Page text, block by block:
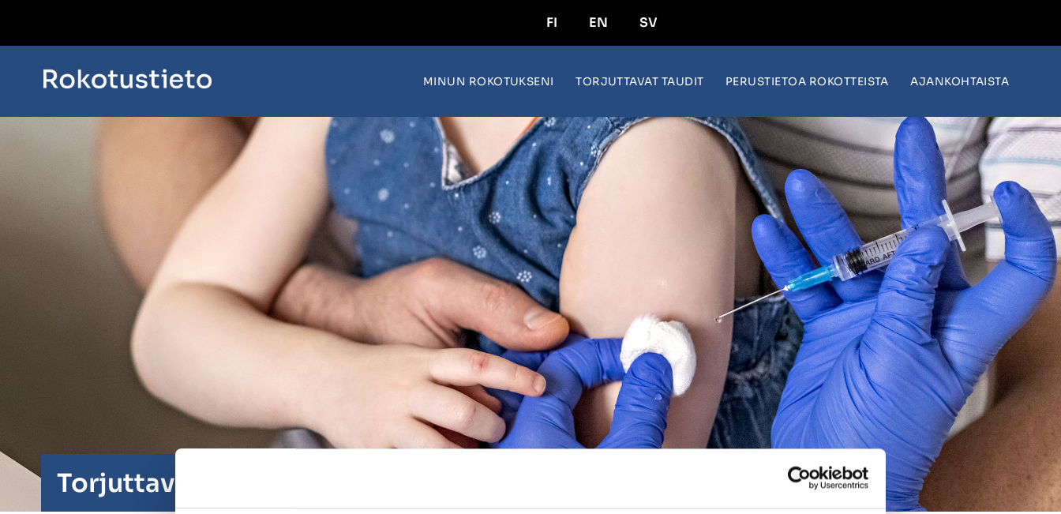
FI EN SV
MINUN ROKOTUKSENI TORJUTTAVAT TAUDIT PERUSTIETOA ROKOTTEISTA AJANKOHTAISTA
Torjuttavat taudit